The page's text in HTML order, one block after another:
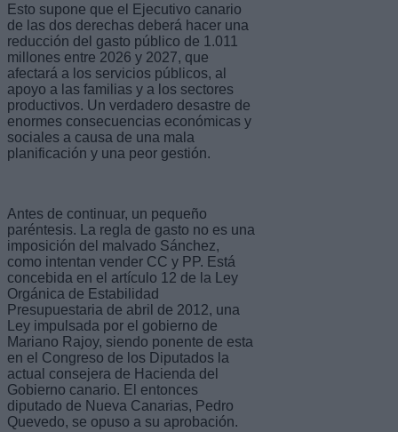
Esto supone que el Ejecutivo canario
de las dos derechas deberá hacer una
reducción del gasto público de 1.011
millones entre 2026 y 2027, que
afectará a los servicios públicos, al
apoyo a las familias y a los sectores
productivos. Un verdadero desastre de
enormes consecuencias económicas y
sociales a causa de una mala
planificación y una peor gestión.
Antes de continuar, un pequeño
paréntesis. La regla de gasto no es una
imposición del malvado Sánchez,
como intentan vender CC y PP. Está
concebida en el artículo 12 de la Ley
Orgánica de Estabilidad
Presupuestaria de abril de 2012, una
Ley impulsada por el gobierno de
Mariano Rajoy, siendo ponente de esta
en el Congreso de los Diputados la
actual consejera de Hacienda del
Gobierno canario. El entonces
diputado de Nueva Canarias, Pedro
Quevedo, se opuso a su aprobación.